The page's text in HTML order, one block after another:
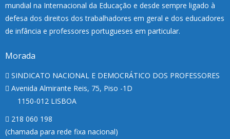
mundial na Internacional da Educação e desde sempre ligado à
defesa dos direitos dos trabalhadores em geral e dos educadores
de infância e professores portugueses em particular.
Morada
SINDICATO NACIONAL E DEMOCRÁTICO DOS PROFESSORES
Avenida Almirante Reis, 75, Piso -1D
1150-012 LISBOA
218 060 198
(chamada para rede fixa nacional)